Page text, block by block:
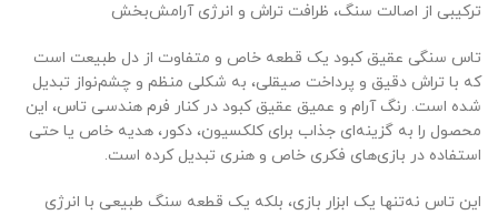
ترکیبی از اصالت سنگ، ظرافت تراش و انرژی آرامش‌بخش
تاس سنگی عقیق کبود یک قطعه خاص و متفاوت از دل طبیعت است
که با تراش دقیق و پرداخت صیقلی، به شکلی منظم و چشم‌نواز تبدیل
شده است. رنگ آرام و عمیق عقیق کبود در کنار فرم هندسی تاس، این
محصول را به گزینه‌ای جذاب برای کلکسیون، دکور، هدیه خاص یا حتی
استفاده در بازی‌های فکری خاص و هنری تبدیل کرده است.
این تاس نه‌تنها یک ابزار بازی، بلکه یک قطعه سنگ طبیعی با انرژی